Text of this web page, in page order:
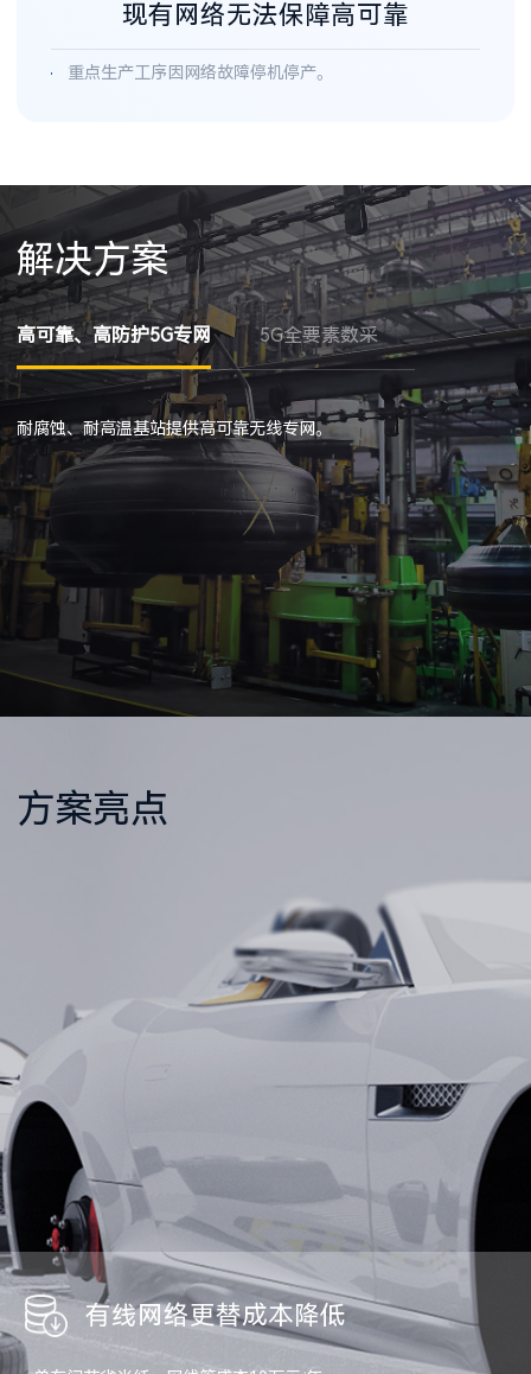
现有网络无法保障高可靠
重点生产工序因网络故障停机停产。
解决方案
高可靠、高防护5G专网 5G全要素数采 5G双冗余环
耐腐蚀、耐高温基站提供高可靠无线专网。
方案亮点
有线网络更替成本降低